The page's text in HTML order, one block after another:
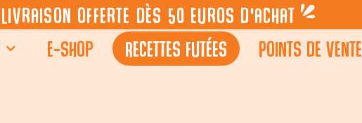
Livraison offerte dès 50 euros d’achat
E-shop Recettes futées Points de vente